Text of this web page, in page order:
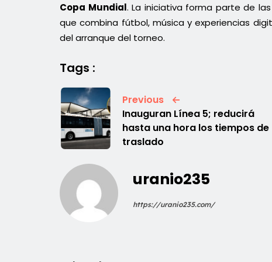
Copa Mundial. La iniciativa forma parte de
que combina fútbol, música y experiencias
del arranque del torneo.
Tags :
Previous
Inauguran Línea 5; reducirá
hasta una hora los tiempos de
traslado
uranio235
https://uranio235.com/